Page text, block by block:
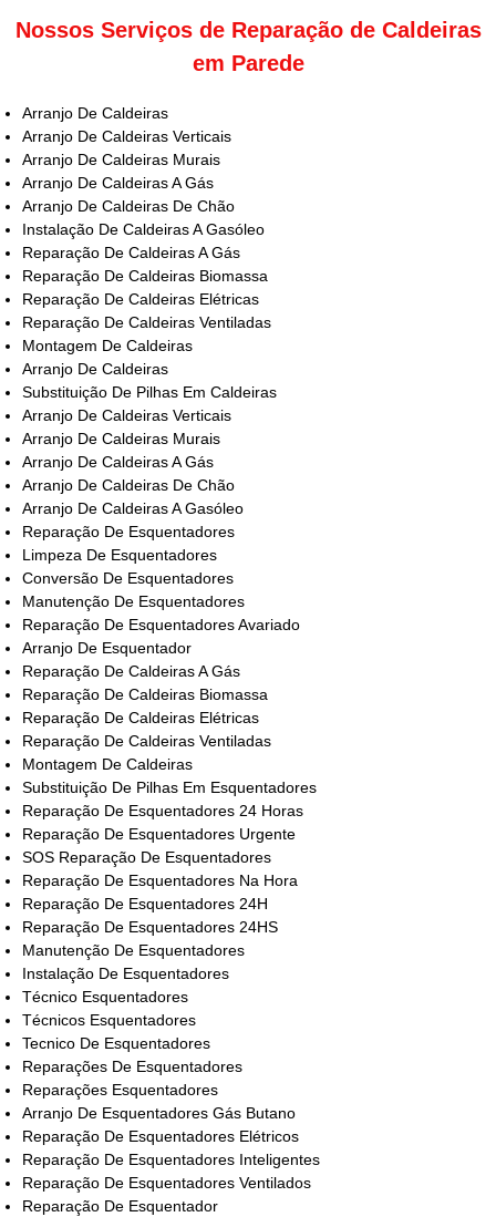
Nossos Serviços de Reparação de Caldeiras
em Parede
Arranjo De Caldeiras
Arranjo De Caldeiras Verticais
Arranjo De Caldeiras Murais
Arranjo De Caldeiras A Gás
Arranjo De Caldeiras De Chão
Instalação De Caldeiras A Gasóleo
Reparação De Caldeiras A Gás
Reparação De Caldeiras Biomassa
Reparação De Caldeiras Elétricas
Reparação De Caldeiras Ventiladas
Montagem De Caldeiras
Arranjo De Caldeiras
Substituição De Pilhas Em Caldeiras
Arranjo De Caldeiras Verticais
Arranjo De Caldeiras Murais
Arranjo De Caldeiras A Gás
Arranjo De Caldeiras De Chão
Arranjo De Caldeiras A Gasóleo
Reparação De Esquentadores
Limpeza De Esquentadores
Conversão De Esquentadores
Manutenção De Esquentadores
Reparação De Esquentadores Avariado
Arranjo De Esquentador
Reparação De Caldeiras A Gás
Reparação De Caldeiras Biomassa
Reparação De Caldeiras Elétricas
Reparação De Caldeiras Ventiladas
Montagem De Caldeiras
Substituição De Pilhas Em Esquentadores
Reparação De Esquentadores 24 Horas
Reparação De Esquentadores Urgente
SOS Reparação De Esquentadores
Reparação De Esquentadores Na Hora
Reparação De Esquentadores 24H
Reparação De Esquentadores 24HS
Manutenção De Esquentadores
Instalação De Esquentadores
Técnico Esquentadores
Técnicos Esquentadores
Tecnico De Esquentadores
Reparações De Esquentadores
Reparações Esquentadores
Arranjo De Esquentadores Gás Butano
Reparação De Esquentadores Elétricos
Reparação De Esquentadores Inteligentes
Reparação De Esquentadores Ventilados
Reparação De Esquentador